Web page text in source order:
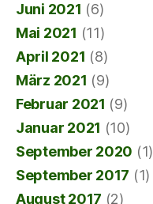
Juni 2021 (6)
Mai 2021 (11)
April 2021 (8)
März 2021 (9)
Februar 2021 (9)
Januar 2021 (10)
September 2020 (1)
September 2017 (1)
August 2017 (2)